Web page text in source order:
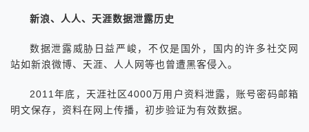
新浪、人人、天涯数据泄露历史
数据泄露威胁日益严峻，不仅是国外，国内的许多社交网
站如新浪微博、天涯、人人网等也曾遭黑客侵入。
2011年底，天涯社区4000万用户资料泄露，账号密码邮箱
明文保存，资料在网上传播，初步验证为有效数据。